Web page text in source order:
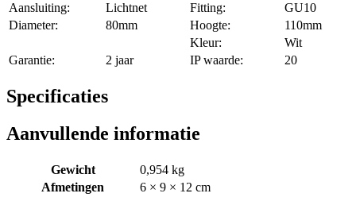
Aansluiting: Lichtnet Fitting:
GU10
Diameter:
80mm Hoogte:
110mm
Kleur:
Wit
Garantie:
2 jaar IP waarde: 20
Specificaties
Aanvullende informatie
Gewicht
0,954 kg
Afmetingen
6 × 9 × 12 cm